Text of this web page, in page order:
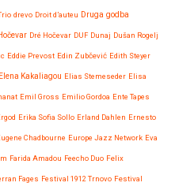
drevo Droit d’auteu Druga godba
Dré Hočevar DUF Dunaj Dušan Rogelj
Eddie Prevost Edin Zubčević Edith Steyer
Elena Kakaliagou Elias Stemeseder Elisa
Emil Gross Emilio Gordoa Ente Tapes
Erika Sofia Sollo Erland Dahlen Ernesto
Chadbourne Europe Jazz Network Eva
Farida Amadou Feecho Duo Felix
Fages Festival 1912 Trnovo Festival